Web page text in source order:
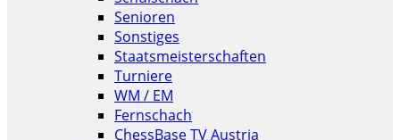
Senioren
Sonstiges
Staatsmeisterschaften
Turniere
WM / EM
Fernschach
ChessBase TV Austria